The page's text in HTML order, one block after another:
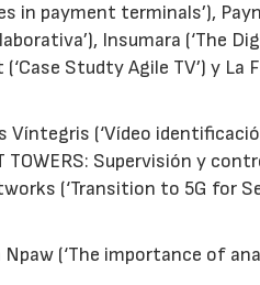
in payment terminals’),
Insumara (‘The
Studty Agile TV’) y La
Víntegris (‘Vídeo
TOWERS: Supervisión y
(‘Transition to 5G for
(‘The importance of